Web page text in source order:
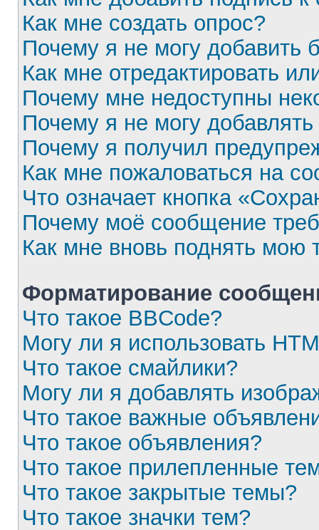
Как мне создать опрос?
Почему я не могу добавить
Как мне отредактировать
Почему мне недоступны
Почему я не могу
Почему я получил
Как мне пожаловаться на
Что означает кнопка
Почему моё сообщение
Как мне вновь поднять мою
Форматирование
Что такое BBCode?
Могу ли я использовать
Что такое смайлики?
Могу ли я добавлять
Что такое важные
Что такое объявления?
Что такое прилепленные
Что такое закрытые темы?
Что такое значки тем?